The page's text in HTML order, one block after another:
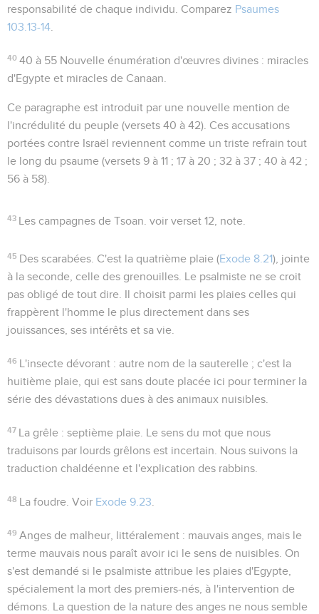
responsabilité de chaque individu. Comparez Psaumes
103.13-14
40 40 à 55 Nouvelle énumération d'œuvres divines : miracles
d'Egypte et miracles de Canaan.
Ce paragraphe est introduit par une nouvelle mention de
l'incrédulité du peuple (versets 40 à 42). Ces accusations
portées contre Israël reviennent comme un triste refrain tout
le long du psaume (versets 9 à 11 ; 17 à 20 ; 32 à 37 ; 40 à 42 ;
56 à 58).
43 Les campagnes de Tsoan . voir verset 12, note.
45 Des scarabées . C'est la quatrième plaie (Exode 8.21), jointe
à la seconde, celle des grenouilles . Le psalmiste ne se croit
pas obligé de tout dire. Il choisit parmi les plaies celles qui
frappèrent l'homme le plus directement dans ses
jouissances, ses intérêts et sa vie.
46 L'insecte dévorant : autre nom de la sauterelle ; c'est la
huitième plaie, qui est sans doute placée ici pour terminer la
série des dévastations dues à des animaux nuisibles.
47 La grêle : septième plaie. Le sens du mot que nous
traduisons par lourds grêlons est incertain. Nous suivons la
traduction chaldéenne et l'explication des rabbins.
48 La foudre . Voir Exode 9.23
49 Anges de malheur , littéralement : mauvais anges , mais le
terme mauvais nous paraît avoir ici le sens de nuisibles. On
s'est demandé si le psalmiste attribue les plaies d'Egypte,
spécialement la mort des premiers-nés, à l'intervention de
démons. La question de la nature des anges ne nous semble